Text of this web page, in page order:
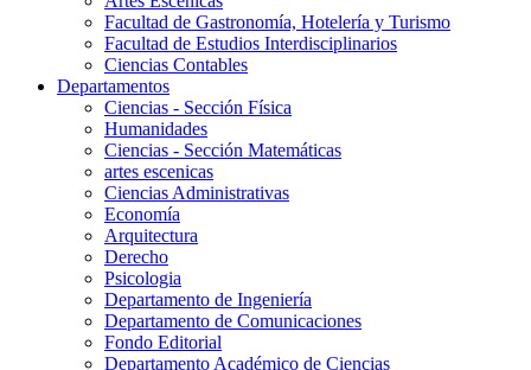
Facultad de Gastronomía, Hotelería y Turismo
Facultad de Estudios Interdisciplinarios
Ciencias Contables
Departamentos
Ciencias - Sección Física
Humanidades
Ciencias - Sección Matemáticas
artes escenicas
Ciencias Administrativas
Economía
Arquitectura
Derecho
Psicologia
Departamento de Ingeniería
Departamento de Comunicaciones
Fondo Editorial
Departamento Académico de Ciencias